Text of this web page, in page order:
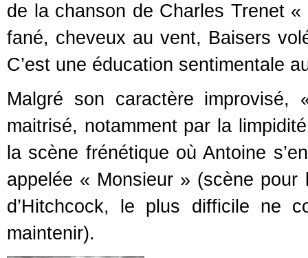
de la chanson de Charles Trenet
fané, cheveux au vent, Baisers
C’est une éducation sentimentale
Malgré son caractère
maitrisé, notamment par la
la scène frénétique où Antoine
appelée « Monsieur » (scène
d’Hitchcock, le plus difficile ne
maintenir).